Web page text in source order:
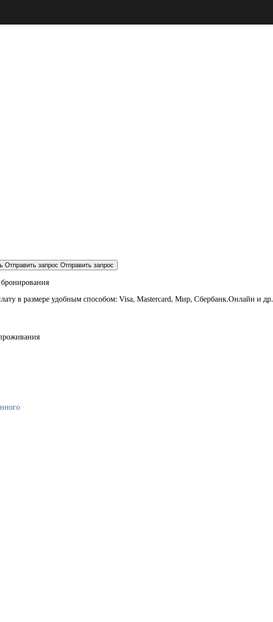
Отправить запрос Отправить запрос
в размере удобным способом: Visa, Mastercard, Мир, Сбербанк.Онлайн и др.